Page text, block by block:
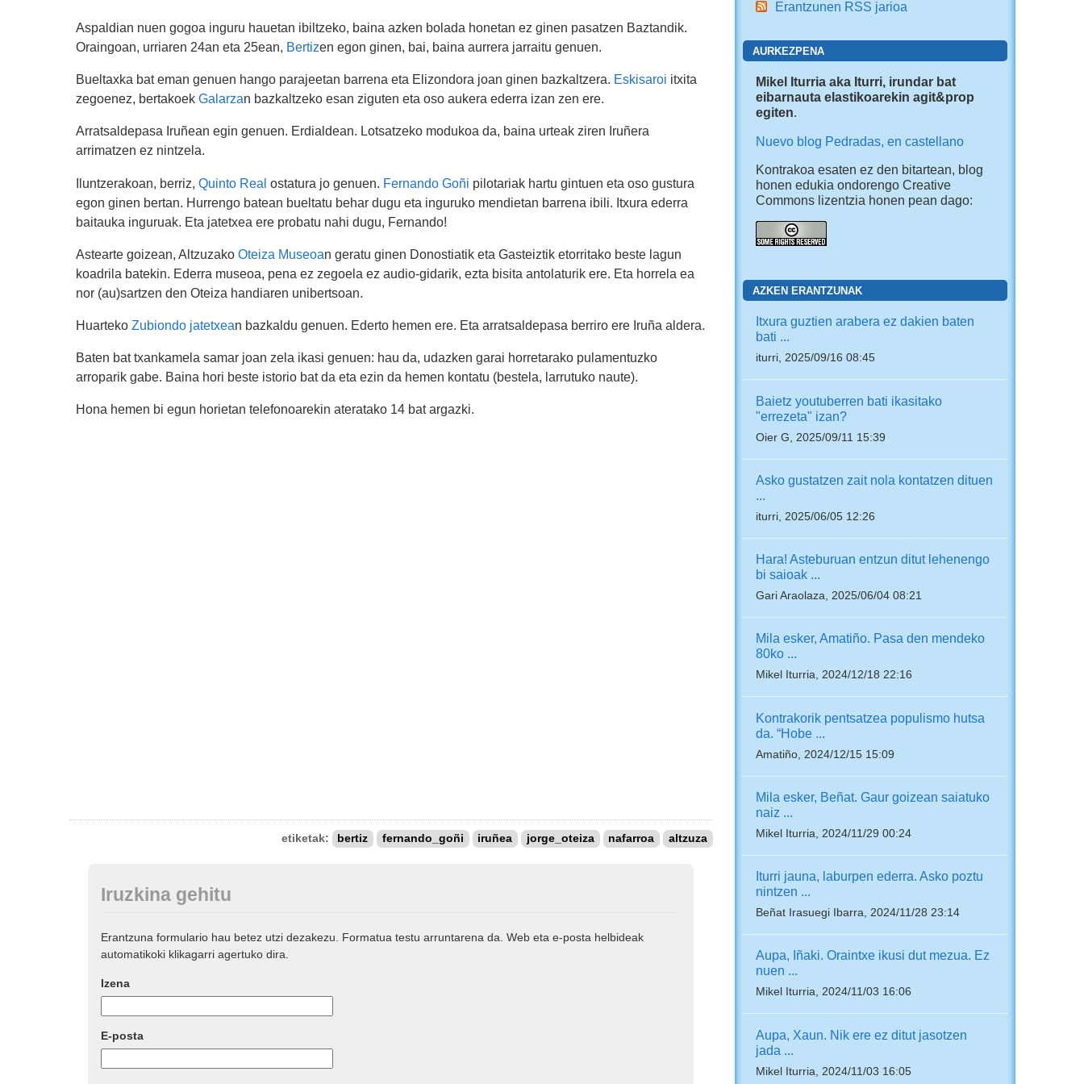
Aspaldian nuen gogoa inguru hauetan ibiltzeko, baina azken bolada honetan ez ginen pasatzen Baztandik.
Oraingoan, urriaren 24an eta 25ean, Bertizen egon ginen, bai, baina aurrera jarraitu genuen.
Bueltaxka bat eman genuen hango parajeetan barrena eta Elizondora joan ginen bazkaltzera. Eskisaroi itxita
zegoenez, bertakoek Galarzan bazkaltzeko esan ziguten eta oso aukera ederra izan zen ere.
Arratsaldepasa Iruñean egin genuen. Erdialdean. Lotsatzeko modukoa da, baina urteak ziren Iruñera
arrimatzen ez nintzela.
Iluntzerakoan, berriz, Quinto Real ostatura jo genuen. Fernando Goñi pilotariak hartu gintuen eta oso gustura
egon ginen bertan. Hurrengo batean bueltatu behar dugu eta inguruko mendietan barrena ibili. Itxura ederra
baitauka inguruak. Eta jatetxea ere probatu nahi dugu, Fernando!
Astearte goizean, Altzuzako Oteiza Museoan geratu ginen Donostiatik eta Gasteiztik etorritako beste lagun
koadrila batekin. Ederra museoa, pena ez zegoela ez audio-gidarik, ezta bisita antolaturik ere. Eta horrela ea
nor (au)sartzen den Oteiza handiaren unibertsoan.
Huarteko Zubiondo jatetxean bazkaldu genuen. Ederto hemen ere. Eta arratsaldepasa berriro ere Iruña aldera.
Baten bat txankamela samar joan zela ikasi genuen: hau da, udazken garai horretarako pulamentuzko
arroparik gabe. Baina hori beste istorio bat da eta ezin da hemen kontatu (bestela, larrutuko naute).
Hona hemen bi egun horietan telefonoarekin ateratako 14 bat argazki.
etiketak: bertiz fernando_goñi iruñea jorge_oteiza nafarroa altzuza
Iruzkina gehitu
Erantzuna formulario hau betez utzi dezakezu. Formatua testu arruntarena da. Web eta e-posta helbideak
automatikoki klikagarri agertuko dira.
Izena
E-posta
Erantzunen RSS jarioa
AURKEZPENA
Mikel Iturria aka Iturri, irundar bat
eibarnauta elastikoarekin agit&prop
egiten.
Nuevo blog Pedradas, en castellano
Kontrakoa esaten ez den bitartean, blog
honen edukia ondorengo Creative
Commons lizentzia honen pean dago:
AZKEN ERANTZUNAK
Itxura guztien arabera ez dakien baten
bati ...
iturri, 2025/09/16 08:45
Baietz youtuberren bati ikasitako
"errezeta" izan?
Oier G, 2025/09/11 15:39
Asko gustatzen zait nola kontatzen dituen
...
iturri, 2025/06/05 12:26
Hara! Asteburuan entzun ditut lehenengo
bi saioak ...
Gari Araolaza, 2025/06/04 08:21
Mila esker, Amatiño. Pasa den mendeko
80ko ...
Mikel Iturria, 2024/12/18 22:16
Kontrakorik pentsatzea populismo hutsa
da. “Hobe ...
Amatiño, 2024/12/15 15:09
Mila esker, Beñat. Gaur goizean saiatuko
naiz ...
Mikel Iturria, 2024/11/29 00:24
Iturri jauna, laburpen ederra. Asko poztu
nintzen ...
Beñat Irasuegi Ibarra, 2024/11/28 23:14
Aupa, Iñaki. Oraintxe ikusi dut mezua. Ez
nuen ...
Mikel Iturria, 2024/11/03 16:06
Aupa, Xaun. Nik ere ez ditut jasotzen
jada ...
Mikel Iturria, 2024/11/03 16:05